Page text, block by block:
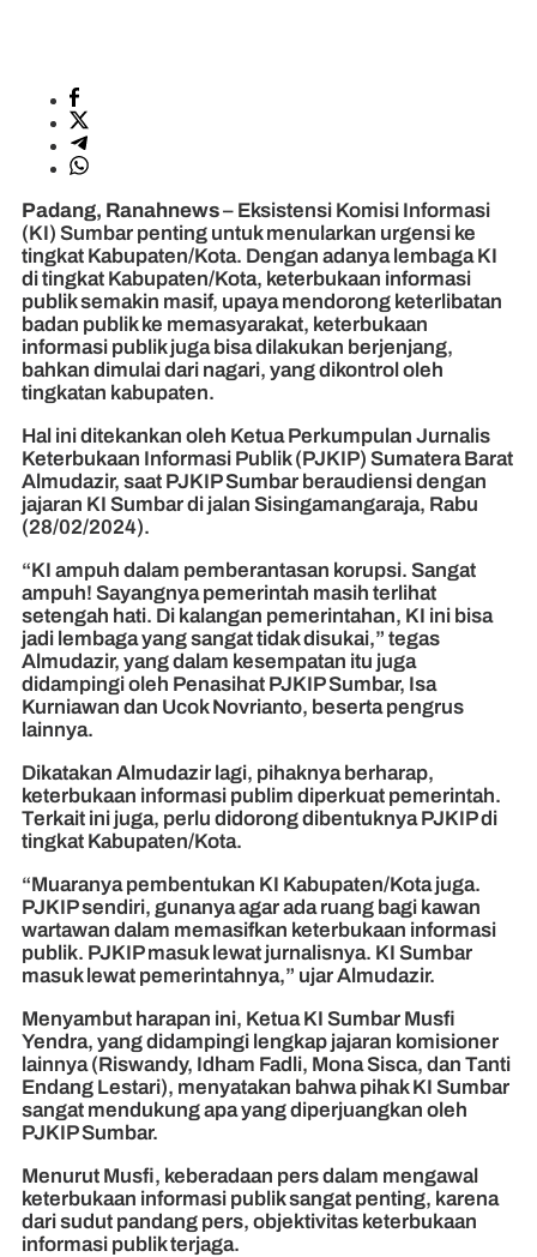
Padang, Ranahnews– Eksistensi Komisi Informasi
(KI) Sumbar penting untuk menularkan urgensi ke
tingkat Kabupaten/Kota. Dengan adanya lembaga KI
di tingkat Kabupaten/Kota, keterbukaan informasi
publik semakin masif, upaya mendorong keterlibatan
badan publik ke memasyarakat, keterbukaan
informasi publik juga bisa dilakukan berjenjang,
bahkan dimulai dari nagari, yang dikontrol oleh
tingkatan kabupaten.
Hal ini ditekankan oleh Ketua Perkumpulan Jurnalis
Keterbukaan Informasi Publik (PJKIP) Sumatera Barat
Almudazir, saat PJKIP Sumbar beraudiensi dengan
jajaran KI Sumbar di jalan Sisingamangaraja, Rabu
(28/02/2024).
“KI ampuh dalam pemberantasan korupsi. Sangat
ampuh! Sayangnya pemerintah masih terlihat
setengah hati. Di kalangan pemerintahan, KI ini bisa
jadi lembaga yang sangat tidak disukai,” tegas
Almudazir, yang dalam kesempatan itu juga
didampingi oleh Penasihat PJKIP Sumbar, Isa
Kurniawan dan Ucok Novrianto, beserta pengrus
lainnya.
Dikatakan Almudazir lagi, pihaknya berharap,
keterbukaan informasi publim diperkuat pemerintah.
Terkait ini juga, perlu didorong dibentuknya PJKIP di
tingkat Kabupaten/Kota.
“Muaranya pembentukan KI Kabupaten/Kota juga.
PJKIP sendiri, gunanya agar ada ruang bagi kawan
wartawan dalam memasifkan keterbukaan informasi
publik. PJKIP masuk lewat jurnalisnya. KI Sumbar
masuk lewat pemerintahnya,” ujar Almudazir.
Menyambut harapan ini, Ketua KI Sumbar Musfi
Yendra, yang didampingi lengkap jajaran komisioner
lainnya (Riswandy, Idham Fadli, Mona Sisca, dan Tanti
Endang Lestari), menyatakan bahwa pihak KI Sumbar
sangat mendukung apa yang diperjuangkan oleh
PJKIP Sumbar.
Menurut Musfi, keberadaan pers dalam mengawal
keterbukaan informasi publik sangat penting, karena
dari sudut pandang pers, objektivitas keterbukaan
informasi publik terjaga.